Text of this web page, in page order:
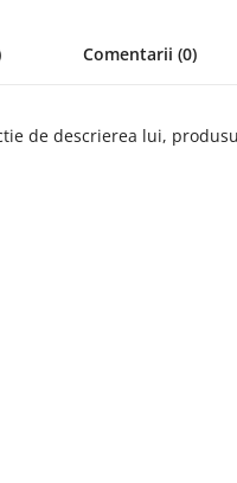
Comentarii (0)
de descrierea lui,